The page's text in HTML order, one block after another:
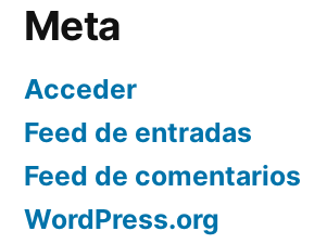
Meta
Acceder
Feed de entradas
Feed de comentarios
WordPress.org